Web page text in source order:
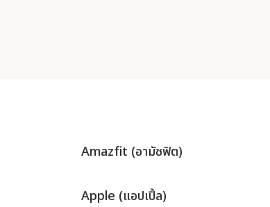
Amazfit (อามัซฟิต)
Apple (แอปเปิ้ล)